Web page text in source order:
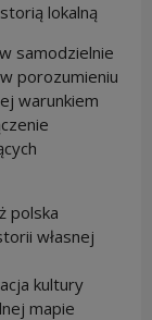
lokalną
samodzielnie
porozumieniu
warunkiem
polska
własnej
kultury
mapie